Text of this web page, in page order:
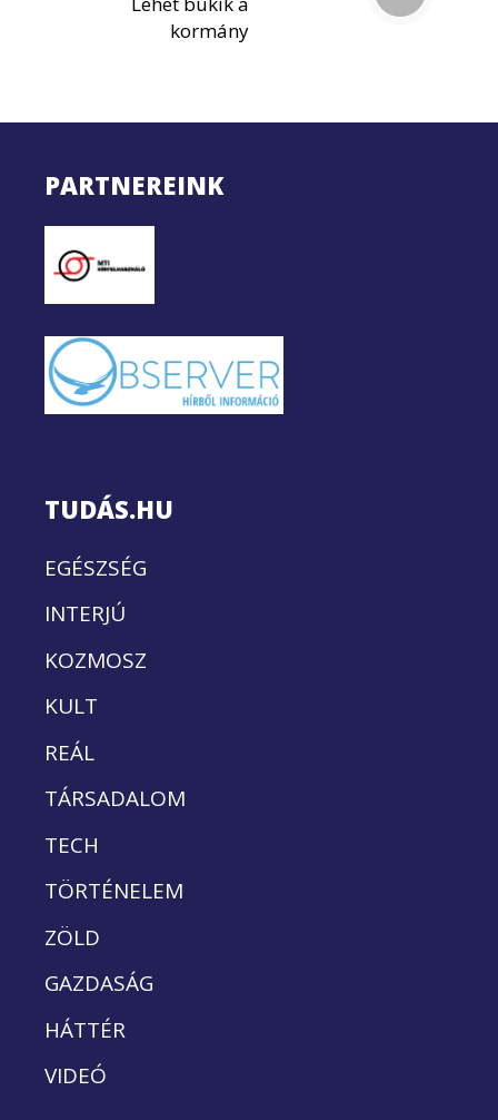
kormány
PARTNEREINK
TUDÁS.HU
EGÉSZSÉG
INTERJÚ
KOZMOSZ
KULT
REÁL
TÁRSADALOM
TECH
TÖRTÉNELEM
ZÖLD
GAZDASÁG
HÁTTÉR
VIDEÓ